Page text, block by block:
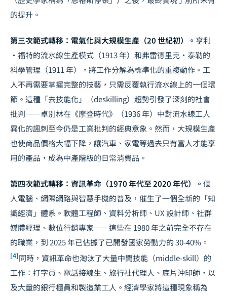
的提升。
第三次範式轉移：電氣化與大規模生產（20 世紀初）。 亨利
·福特的流水線生產模式（1913 年）和弗雷德里克·泰勒的
科學管理（1911 年），將工作分解為標準化的重複動作。工
人不再需要掌握完整的技藝，只需反覆執行流水線上的一個環
節。這種「去技能化」（deskilling）趨勢引發了深刻的社會
批判——卓別林在《摩登時代》（1936 年）中對流水線工人
異化的諷刺至今仍是工業批判的經典意象。然而，大規模生產
也使商品價格大幅下降，讓汽車、家電等過去只有富人才能享
用的產品，成為中產階級的日常消費品。
第四次範式轉移：資訊革命（1970 年代至 2020 年代）。 個
人電腦、網際網路與智慧手機的普及，催生了一個全新的「知
識經濟」體系。軟體工程師、資料分析師、UX 設計師、社群
媒體經理、數位行銷專家——這些在 1980 年之前完全不存在
的職業，到 2025 年已佔據了已開發國家勞動力的 30-40%。
[4]同時，資訊革命也淘汰了大量中間技能（middle-skill）的
工作：打字員、電話接線生、旅行社代理人、底片沖印師，以
及大量的銀行櫃員和製造業工人。經濟學家將這種現象稱為